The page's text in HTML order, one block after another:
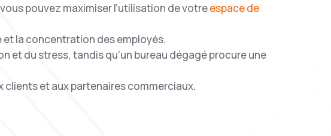
pouvez maximiser l’utilisation de votreespace de
la concentration des employés.
et du stress, tandis qu’un bureau dégagé procure une
clients et aux partenaires commerciaux.